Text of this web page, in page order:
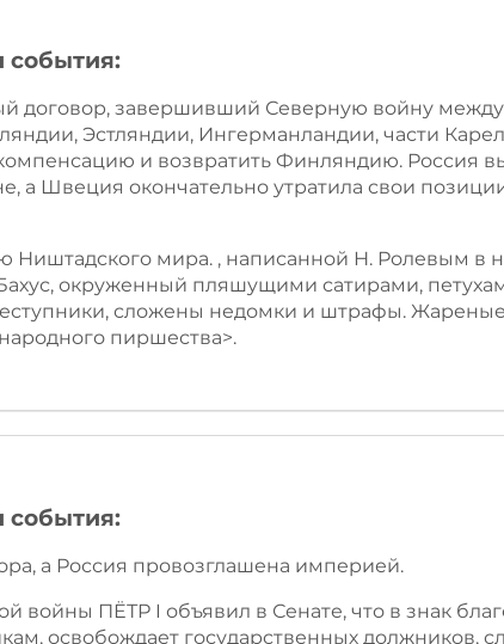
события:
договор, завершивший Северную войну
Эстляндии, Ингерманландии, части
и возвратить Финляндию. Россия
а Швеция окончательно утратила свои
Ништадского мира. , написанной Н. Ролевым в
окруженный пляшущими сатирами,
сложены недомки и штрафы.
пиршества>.
события:
а Россия провозглашена империей.
войны ПЁТР I объявил в Сенате, что в знак
освобождает государственных должников,